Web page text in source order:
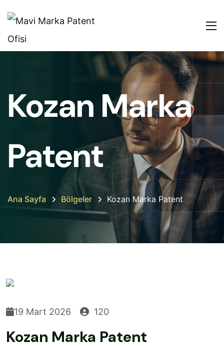
Kozan Marka
Patent
Ana Sayfa Bölgeler Kozan Marka Patent
19 Mart 2026 120
Kozan Marka Patent